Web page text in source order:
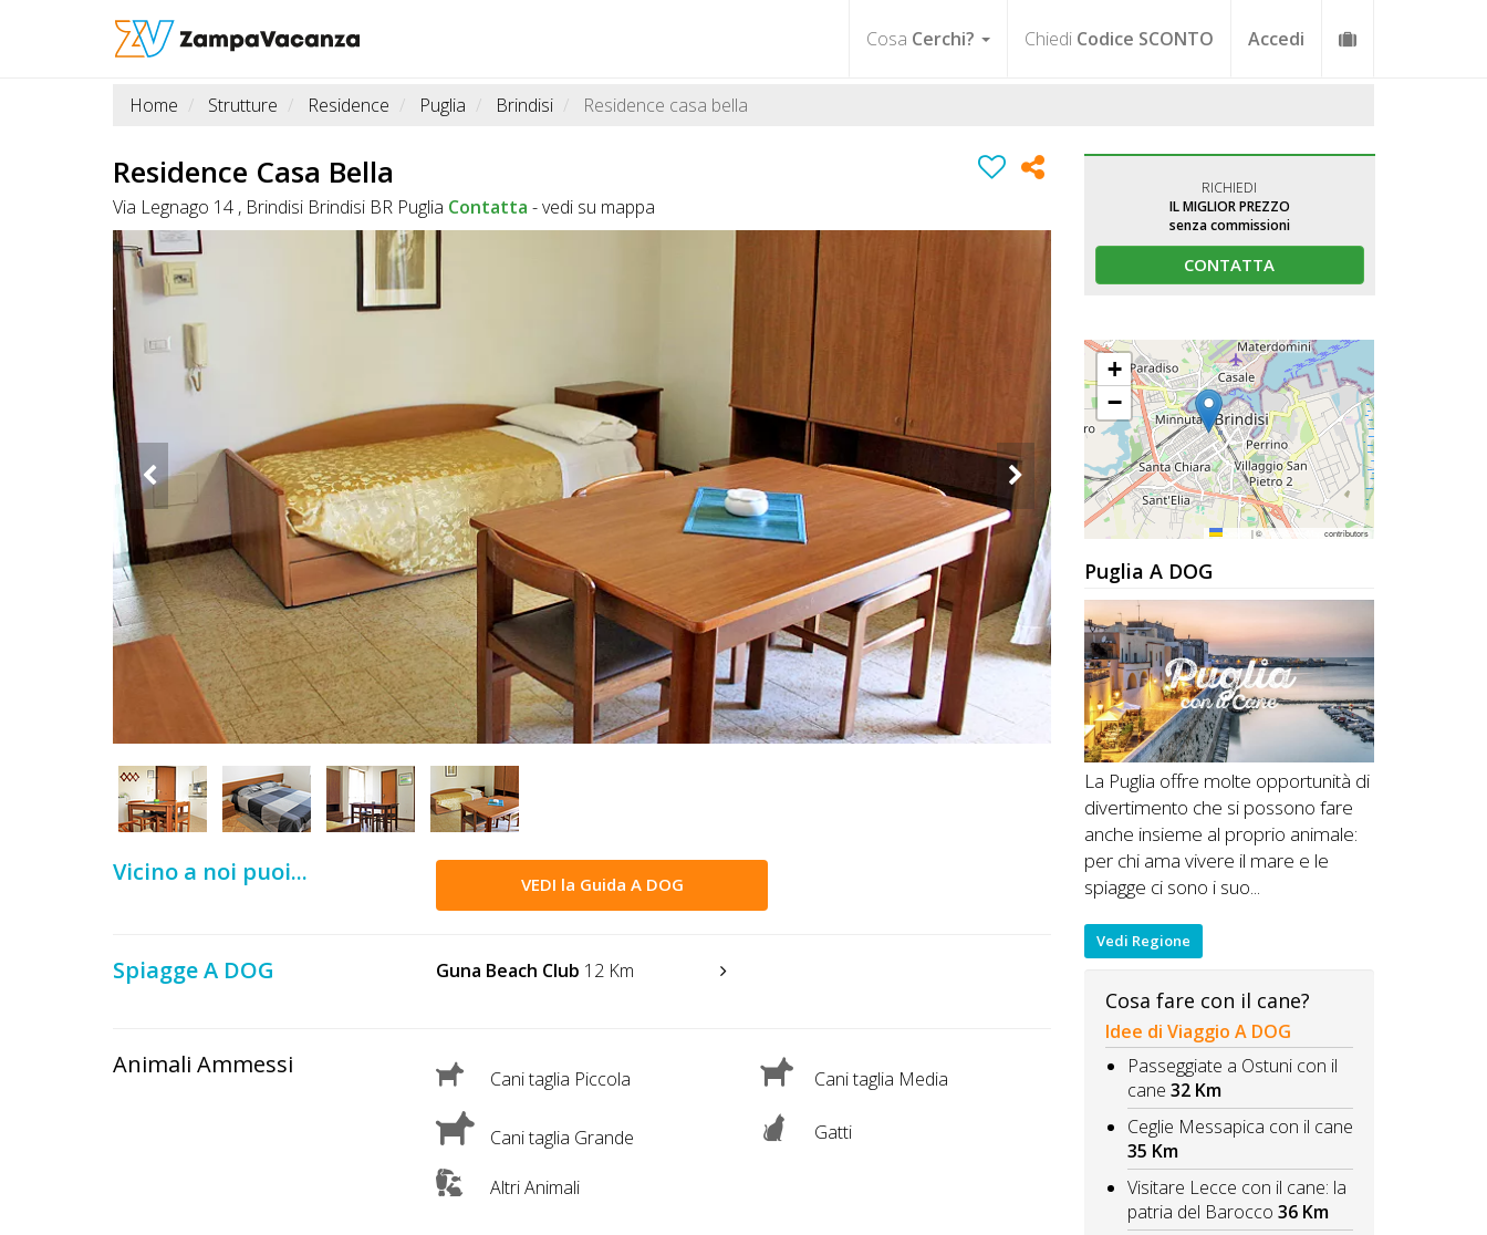
Cosa Cerchi? Chiedi Codice SCONTO Accedi
STRUTTURE
LUOGHI
OFFERTE
CHIEDI
CODICE
SCONTO
Lavora
Home Strutture Residence Puglia Brindisi Residence casa bella
Residence Casa Bella
Via Legnago 14 , Brindisi Brindisi BR Puglia Contatta -vedi su mappa
Vicino a noi puoi... VEDI la Guida A DOG
Spiagge A DOG Guna Beach Club 12 Km
Animali Ammessi Cani taglia Piccola Cani taglia Media
Cani taglia Grande Gatti
Altri Animali
RICHIEDI
IL MIGLIOR PREZZO
senza commissioni
CONTATTA
+
−
|© OpenStreetMap contributors
Puglia A DOG
La Puglia offre molte opportunità di
divertimento che si possono fare
anche insieme al proprio animale:
per chi ama vivere il mare e le
spiagge ci sono i suo...
Vedi Regione
Cosa fare con il cane?
Idee di Viaggio A DOG
Passeggiate a Ostuni con il
cane 32 Km
Ceglie Messapica con il cane
35 Km
Visitare Lecce con il cane: la
patria del Barocco 36 Km